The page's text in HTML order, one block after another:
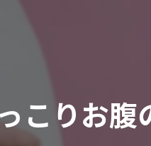
ン こりお腹